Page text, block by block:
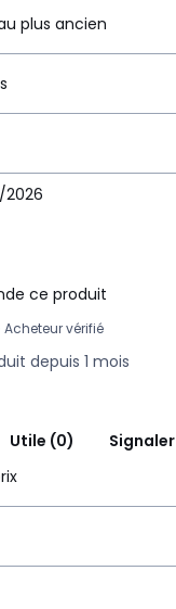
plus ancien
2026
ce produit
Acheteur vérifié
depuis 1 mois
Utile (0)
Signaler